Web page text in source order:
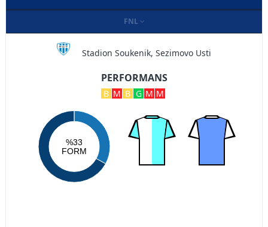
FNL
Stadion Soukenik, Sezimovo Usti
PERFORMANS
B M B G M M
%33
FORM